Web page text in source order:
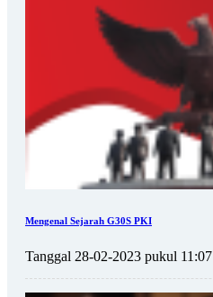
Mengenal Sejarah G30S PKI
Tanggal 28-02-2023 pukul 11:07